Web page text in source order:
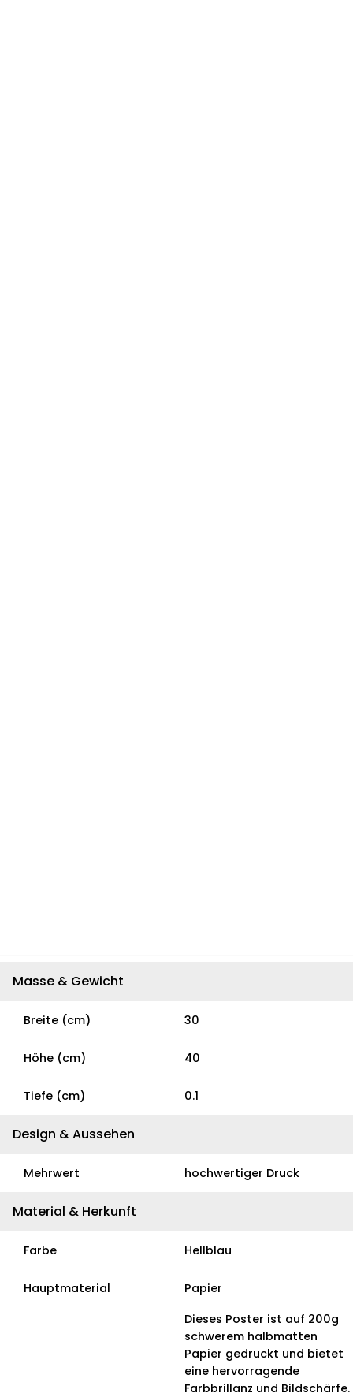
Masse & Gewicht
Breite (cm) 30
Höhe (cm) 40
Tiefe (cm) 0.1
Design & Aussehen
Mehrwert hochwertiger Druck
Material & Herkunft
Farbe Hellblau
Hauptmaterial Papier
Dieses Poster ist auf 200g
schwerem halbmatten
Papier gedruckt und bietet
eine hervorragende
Farbbrillanz und Bildschärfe.